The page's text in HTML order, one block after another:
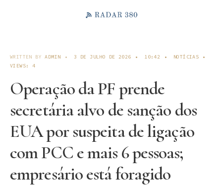
WRITTEN BYADMIN • 3 DE JULHO DE 2026 • 10:42 • NOTÍCIAS
•
VIEWS: 4
Operação da PF prende
secretária alvo de sanção dos
EUA por suspeita de ligação
com PCC e mais 6 pessoas;
empresário está foragido